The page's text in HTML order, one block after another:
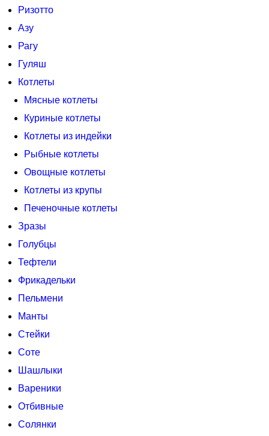
Ризотто
Азу
Рагу
Гуляш
Котлеты
Мясные котлеты
Куриные котлеты
Котлеты из индейки
Рыбные котлеты
Овощные котлеты
Котлеты из крупы
Печеночные котлеты
Зразы
Голубцы
Тефтели
Фрикадельки
Пельмени
Манты
Стейки
Соте
Шашлыки
Вареники
Отбивные
Солянки